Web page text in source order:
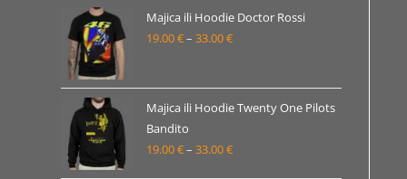
19.00 €
do
Majica ili Hoodie Doctor Rossi
19.00€– 33.00€Raspon
od
19.00 €
33.00 €
Majica ili Hoodie Twenty One Pilots
Bandito
19.00€– 33.00€Raspon